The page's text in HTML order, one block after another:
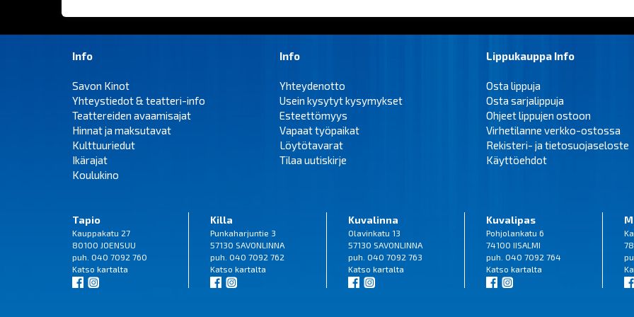
Info
Savon Kinot
Yhteystiedot & teatteri-info
Teattereiden avaamisajat
Hinnat ja maksutavat
Kulttuuriedut
Ikärajat
Koulukino
Info
Yhteydenotto
Usein kysytyt kysymykset
Esteettömyys
Vapaat työpaikat
Löytötavarat
Tilaa uutiskirje
Lippukauppa Info
Osta lippuja
Osta sarjalippuja
Ohjeet lippujen ostoon
Virhetilanne verkko-ostossa
Rekisteri- ja tietosuojaseloste
Käyttöehdot
Tapio
Kauppakatu 27
80100 JOENSUU
puh. 040 7092 760
Katso kartalta
Killa
Punkaharjuntie 3
57130 SAVONLINNA
puh. 040 7092 762
Katso kartalta
Kuvalinna
Olavinkatu 13
57130 SAVONLINNA
puh. 040 7092 763
Katso kartalta
Kuvalipas
Pohjolankatu 6
74100 IISALMI
puh. 040 7092 764
Katso kartalta